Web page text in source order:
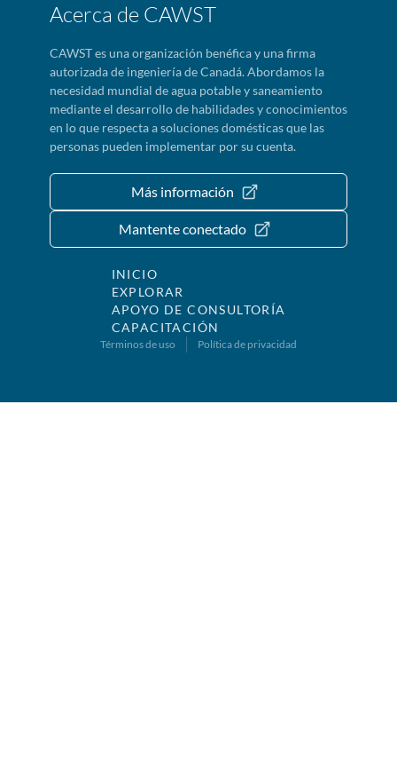
Acerca de CAWST
CAWST es una organización benéfica y una firma
autorizada de ingeniería de Canadá. Abordamos la
necesidad mundial de agua potable y saneamiento
mediante el desarrollo de habilidades y conocimientos
en lo que respecta a soluciones domésticas que las
personas pueden implementar por su cuenta.
Más información
Mantente conectado
INICIO
EXPLORAR
APOYO DE CONSULTORÍA
CAPACITACIÓN
Términos de uso Política de privacidad